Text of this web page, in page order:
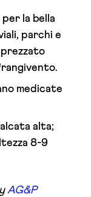
per la bella
parchi e
medicate
alta;
8-9
AG&P